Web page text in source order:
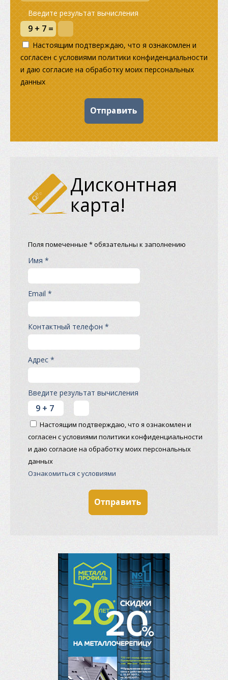
Введите результат вычисления
Настоящим подтверждаю, что я ознакомлен и
согласен с условиями политики конфиденциальности
и даю согласие на обработку моих персональных
данных
Дисконтная
карта!
Поля помеченные * обязательны к заполнению
Имя *
Email *
Контактный телефон *
Адрес *
Введите результат вычисления
Настоящим подтверждаю, что я ознакомлен и
согласен с условиями политики конфиденциальности
и даю согласие на обработку моих персональных
данных
Ознакомиться с условиями